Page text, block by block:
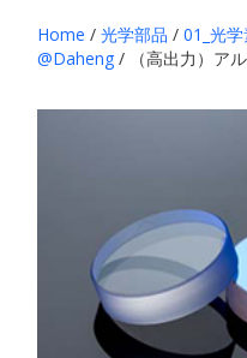
Home /光学部品 /01_光
@Daheng / （高出力）ア